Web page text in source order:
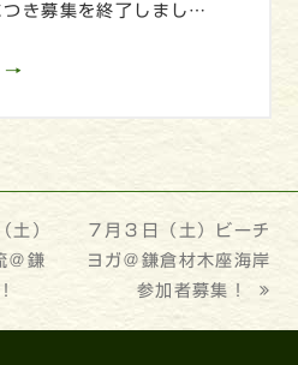
き募集を終了しまし…
→
土）
＠鎌
next
post:
７月３日（土）ビーチ
ヨガ＠鎌倉材木座海岸
参加者募集！